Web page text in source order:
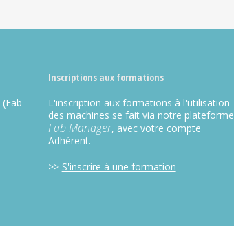
(Fab-
Inscriptions aux formations
L'inscription aux formations à l'utilisation
des machines se fait via notre plateforme
Fab Manager, avec votre compte
Adhérent.
>> S'inscrire à une formation